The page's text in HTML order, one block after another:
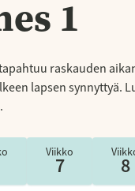
1
raskauden
lapsen synnyttyä.
Viikko
7 8